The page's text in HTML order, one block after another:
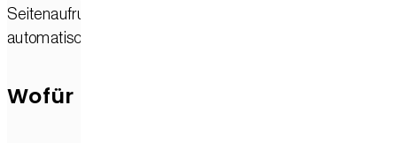
Seitenaufrufs). Die Erfassung dieser Daten erfolgt
automatisch, sobald Sie diese Website betreten.
Wofür nutzen wir Ihre Daten?